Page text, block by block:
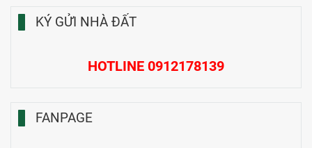
KÝ GỬI NHÀ ĐẤT
HOTLINE 0912178139
FANPAGE